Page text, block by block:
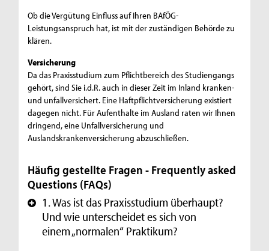
Ob die Vergütung Einfluss auf Ihren BAfÖG-
Leistungsanspruch hat, ist mit der zuständigen Behörde zu
klären.
Versicherung
Da das Praxisstudium zum Pflichtbereich des Studiengangs
gehört, sind Sie i.d.R. auch in dieser Zeit im Inland kranken-
und unfallversichert. Eine Haftpflichtversicherung existiert
dagegen nicht. Für Aufenthalte im Ausland raten wir Ihnen
dringend, eine Unfallversicherung und
Auslandskrankenversicherung abzuschließen.
Häufig gestellte Fragen - Frequently asked
Questions (FAQs)
+ 1. Was ist das Praxisstudium überhaupt?
Und wie unterscheidet es sich von
einem „normalen“ Praktikum?